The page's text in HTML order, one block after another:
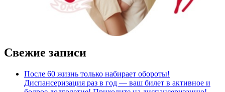
Свежие записи
После 60 жизнь только набирает обороты!
Диспансеризация раз в год — ваш билет в активное и